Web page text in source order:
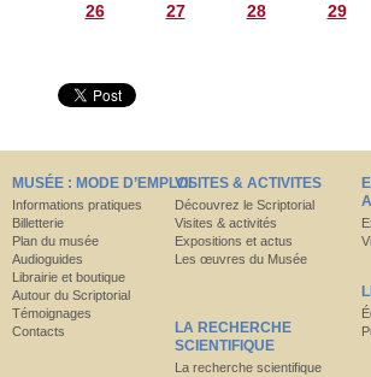
26
27 28 29
MUSÉE : MODE D’EMPLOI
Informations pratiques
Billetterie
Plan du musée
Audioguides
Librairie et boutique
Autour du Scriptorial
Témoignages
Contacts
VISITES & ACTIVITES
Découvrez le Scriptorial
Visites & activités
Expositions et actus
Les œuvres du Musée
LA RECHERCHE
SCIENTIFIQUE
La recherche scientifique